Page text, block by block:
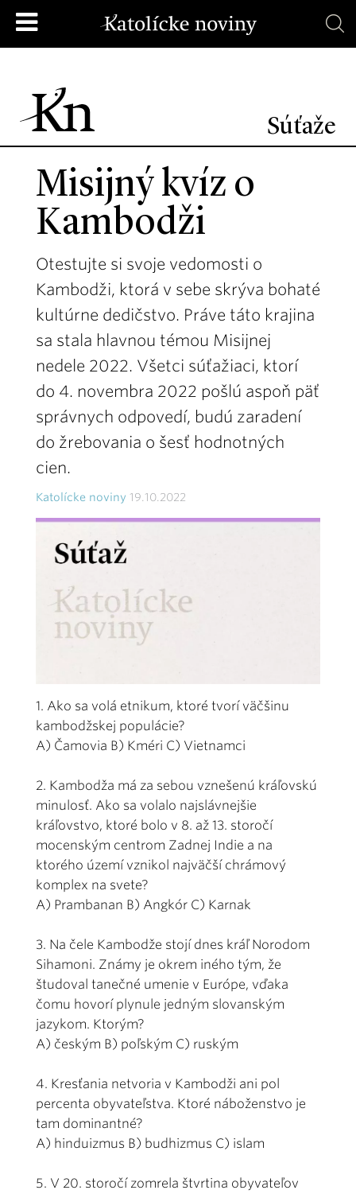
Súťaže
Misijný kvíz o
Kambodži
Otestujte si svoje vedomosti o
Kambodži, ktorá v sebe skrýva bohaté
kultúrne dedičstvo. Práve táto krajina
sa stala hlavnou témou Misijnej
nedele 2022. Všetci súťažiaci, ktorí
do 4. novembra 2022 pošlú aspoň päť
správnych odpovedí, budú zaradení
do žrebovania o šesť hodnotných
cien.
Katolícke noviny 19.10.2022
1. Ako sa volá etnikum, ktoré tvorí väčšinu
kambodžskej populácie?
A) Čamovia B) Kméri C) Vietnamci
2. Kambodža má za sebou vznešenú kráľovskú
minulosť. Ako sa volalo najslávnejšie
kráľovstvo, ktoré bolo v 8. až 13. storočí
mocenským centrom Zadnej Indie a na
ktorého území vznikol najväčší chrámový
komplex na svete?
A) Prambanan B) Angkór C) Karnak
3. Na čele Kambodže stojí dnes kráľ Norodom
Sihamoni. Známy je okrem iného tým, že
študoval tanečné umenie v Európe, vďaka
čomu hovorí plynule jedným slovanským
jazykom. Ktorým?
A) českým B) poľským C) ruským
4. Kresťania netvoria v Kambodži ani pol
percenta obyvateľstva. Ktoré náboženstvo je
tam dominantné?
A) hinduizmus B) budhizmus C) islam
5. V 20. storočí zomrela štvrtina obyvateľov